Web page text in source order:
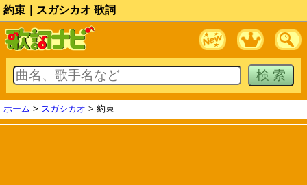
約束｜スガシカオ 歌詞
ホーム > スガシカオ > 約束